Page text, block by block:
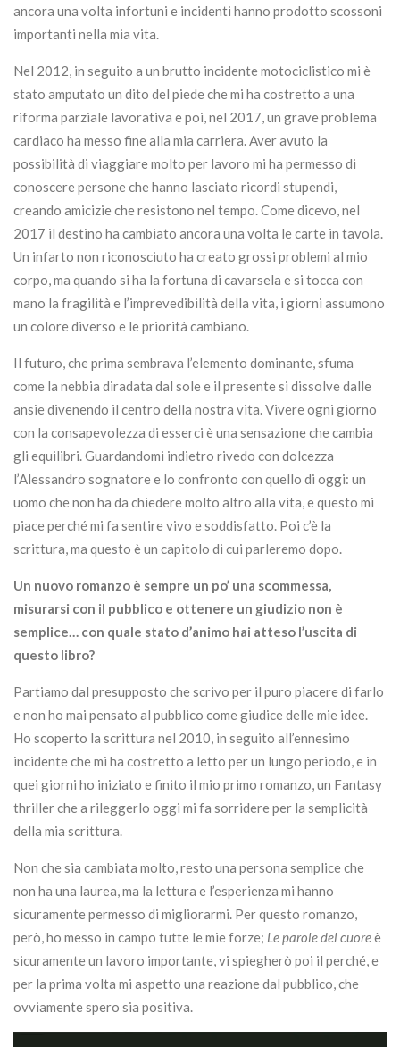
ancora una volta infortuni e incidenti hanno prodotto scossoni
importanti nella mia vita.
Nel 2012, in seguito a un brutto incidente motociclistico mi è
stato amputato un dito del piede che mi ha costretto a una
riforma parziale lavorativa e poi, nel 2017, un grave problema
cardiaco ha messo fine alla mia carriera. Aver avuto la
possibilità di viaggiare molto per lavoro mi ha permesso di
conoscere persone che hanno lasciato ricordi stupendi,
creando amicizie che resistono nel tempo. Come dicevo, nel
2017 il destino ha cambiato ancora una volta le carte in tavola.
Un infarto non riconosciuto ha creato grossi problemi al mio
corpo, ma quando si ha la fortuna di cavarsela e si tocca con
mano la fragilità e l’imprevedibilità della vita, i giorni assumono
un colore diverso e le priorità cambiano.
Il futuro, che prima sembrava l’elemento dominante, sfuma
come la nebbia diradata dal sole e il presente si dissolve dalle
ansie divenendo il centro della nostra vita. Vivere ogni giorno
con la consapevolezza di esserci è una sensazione che cambia
gli equilibri. Guardandomi indietro rivedo con dolcezza
l’Alessandro sognatore e lo confronto con quello di oggi: un
uomo che non ha da chiedere molto altro alla vita, e questo mi
piace perché mi fa sentire vivo e soddisfatto. Poi c’è la
scrittura, ma questo è un capitolo di cui parleremo dopo.
Un nuovo romanzo è sempre un po’ una scommessa,
misurarsi con il pubblico e ottenere un giudizio non è
semplice… con quale stato d’animo hai atteso l’uscita di
questo libro?
Partiamo dal presupposto che scrivo per il puro piacere di farlo
e non ho mai pensato al pubblico come giudice delle mie idee.
Ho scoperto la scrittura nel 2010, in seguito all’ennesimo
incidente che mi ha costretto a letto per un lungo periodo, e in
quei giorni ho iniziato e finito il mio primo romanzo, un Fantasy
thriller che a rileggerlo oggi mi fa sorridere per la semplicità
della mia scrittura.
Non che sia cambiata molto, resto una persona semplice che
non ha una laurea, ma la lettura e l’esperienza mi hanno
sicuramente permesso di migliorarmi. Per questo romanzo,
però, ho messo in campo tutte le mie forze; Le parole del cuoreè
sicuramente un lavoro importante, vi spiegherò poi il perché, e
per la prima volta mi aspetto una reazione dal pubblico, che
ovviamente spero sia positiva.